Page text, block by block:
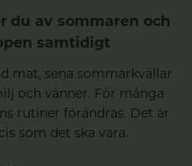
du av sommaren och
samtidigt
mat, sena sommarkvällar
och vänner. För många
rutiner förändras. Det är
som det ska vara.